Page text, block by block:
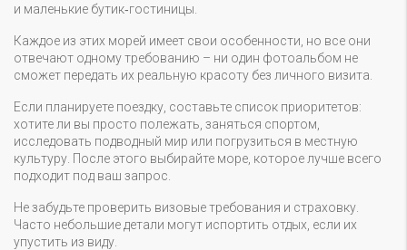
и маленькие бутик‑гостиницы.
Каждое из этих морей имеет свои особенности, но все они
отвечают одному требованию – ни один фотоальбом не
сможет передать их реальную красоту без личного визита.
Если планируете поездку, составьте список приоритетов:
хотите ли вы просто полежать, заняться спортом,
исследовать подводный мир или погрузиться в местную
культуру. После этого выбирайте море, которое лучше всего
подходит под ваш запрос.
Не забудьте проверить визовые требования и страховку.
Часто небольшие детали могут испортить отдых, если их
упустить из виду.